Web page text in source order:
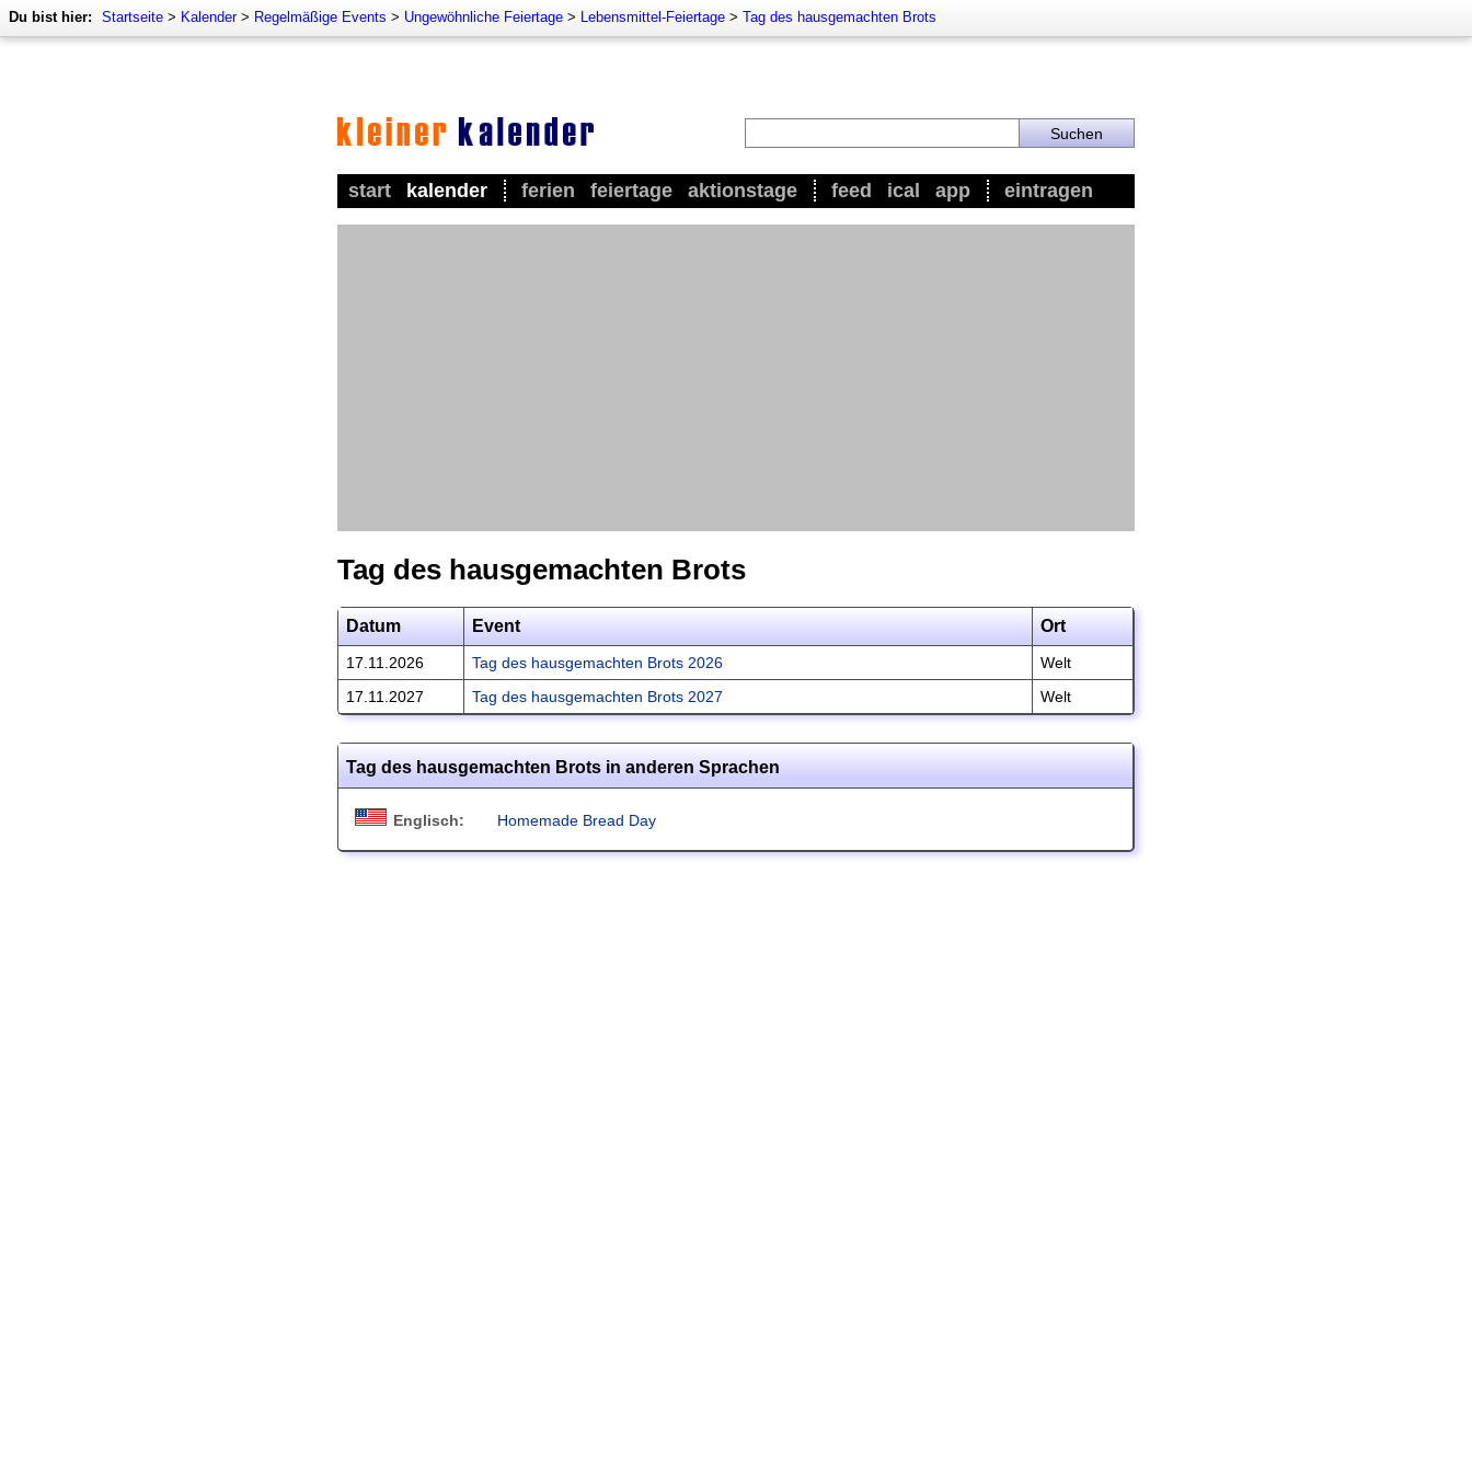
Du bist hier: Startseite > Kalender> Regelmäßige Events > Ungewöhnliche Feiertage > Lebensmittel-Feiertage > Tag des hausgemachten Brots
start kalender ferien feiertage aktionstage feed ical app eintragen
Tag des hausgemachten Brots
Datum Event Ort
17.11.2026 Tag des hausgemachten Brots 2026
Welt
17.11.2027
Tag des hausgemachten Brots 2027 Welt
Tag des hausgemachten Brots in anderen Sprachen
Englisch: Homemade Bread Day